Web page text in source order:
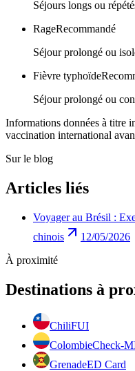
Séjours longs ou
RageRecommandé
Séjour prolongé ou
Fièvre typhoïde
Séjour prolongé ou
Informations données à titre
vaccination international
Sur le blog
Articles liés
Voyager au Brésil :
chinois
12/05/2026
À proximité
Destinations à
ChiliFUI
ColombieCheck-
GrenadeED Card